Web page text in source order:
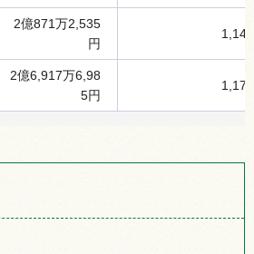
2億871万2,535
円
2億6,917万6,98
5円